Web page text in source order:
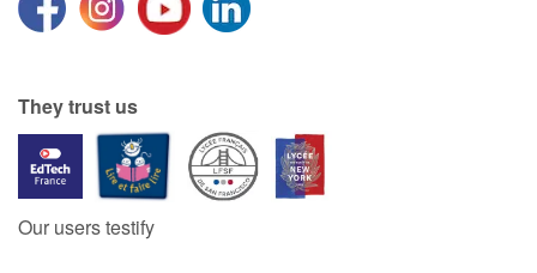
They trust us
Our users testify